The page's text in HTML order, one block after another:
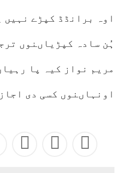
اوہ برانڈڈ کپڑے نہیں
ہُن سادہ کپڑیاںنوں
مریم نواز کیہ پا
اونہاںنوں کسی دی